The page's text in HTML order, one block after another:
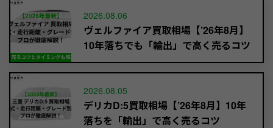
2026.08.06
ヴェルファイア買取相場【’26年8月】
10年落ちでも「輸出」で高く売るコツ
2026.08.05
デリカD:5買取相場【’26年8月】10年
落ちを「輸出」で高く売るコツ